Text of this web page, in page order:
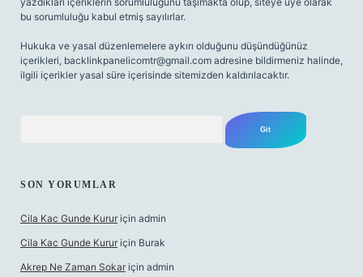
bu sorumluluğu kabul etmiş sayılırlar.
Hukuka ve yasal düzenlemelere aykırı olduğunu düşündüğünüz
içerikleri, backlinkpanelicomtr@gmail.com adresine bildirmeniz halinde,
ilgili içerikler yasal süre içerisinde sitemizden kaldırılacaktır.
SON YORUMLAR
Cila Kac Gunde Kurur için admin
Cila Kac Gunde Kurur için Burak
Akrep Ne Zaman Sokar için admin